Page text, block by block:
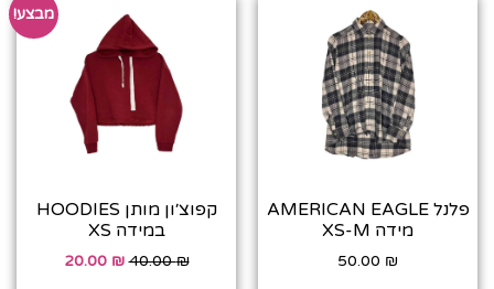
פלנל AMERICAN EAGLE
מידה XS-M
50.00 ₪
מבצע!
קפוצ׳ון מותן HOODIES
במידה XS
40.00₪
20.00 ₪